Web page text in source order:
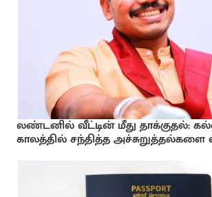
லண்டனில் வீட்டின் மீது தாக்குதல்:
காலத்தில் சந்தித்த அச்சுறுத்தல்களை